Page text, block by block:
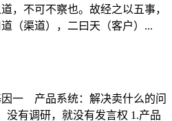
，不可不察也。故经之以五事，
（渠道），二曰天（客户）...
一 产品系统：解决卖什么的问
有调研，就没有发言权 1.产品